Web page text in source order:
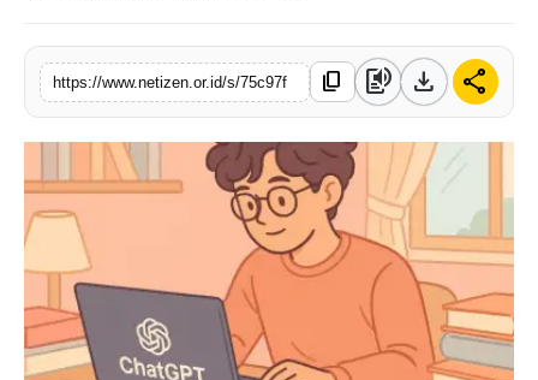
https://www.netizen.or.id/s/75c97f content_copy text_to_speech download share